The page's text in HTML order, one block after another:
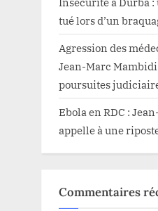
tué lors d’un
Agression des
Jean-Marc Mambidi
poursuites
Ebola en RDC :
appelle à une
Commentaires